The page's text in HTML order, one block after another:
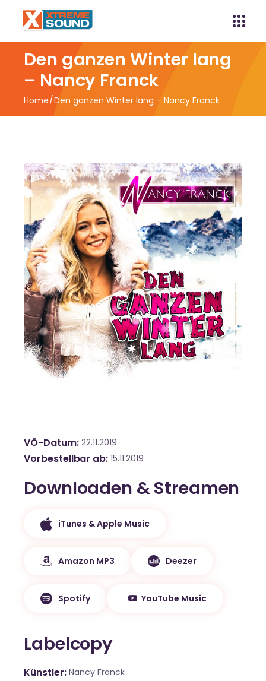
Den ganzen Winter lang
– Nancy Franck
Home Den ganzen Winter lang – Nancy Franck
VÖ-Datum 22.11.2019
Vorbestellbar ab 15.11.2019
Downloaden & Streamen
iTunes & Apple Music
Amazon MP3 Deezer
Spotify YouTube Music
Labelcopy
Künstler Nancy Franck